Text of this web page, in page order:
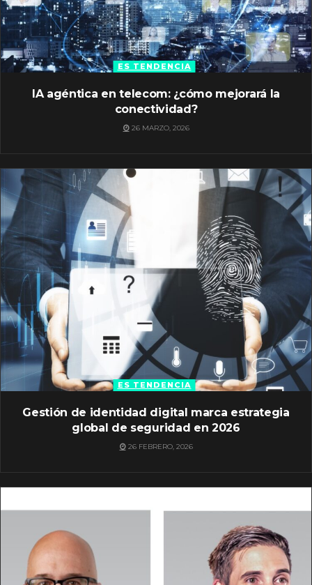
ES TENDENCIA
IA agéntica en telecom: ¿cómo mejorará la
conectividad?
26 MARZO, 2026
ES TENDENCIA
Gestión de identidad digital marca estrategia
global de seguridad en 2026
26 FEBRERO, 2026